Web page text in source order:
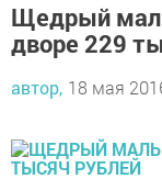
Щедрый
дворе 229
автор, 18 мая